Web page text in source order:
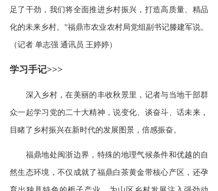
足了干劲，我们将全面推进乡村振兴，打造高质量、精品
化的未来乡村。”福鼎市农业农村局党组副书记滕建军说。
（记者 单志强 通讯员 王婷婷）
学习手记>>>
深入乡村，在美丽的丰收秋景里，记者与当地干部群
众一起学习党的二十大精神，说变化、谈奋斗、话未来，
目睹了乡村振兴在新时代的发展图景，倍感振奋。
福鼎地处闽浙边界，特殊的地理气候条件和优越的自
然生态环境，不仅成就了福鼎白茶黄金带核心产区，还孕